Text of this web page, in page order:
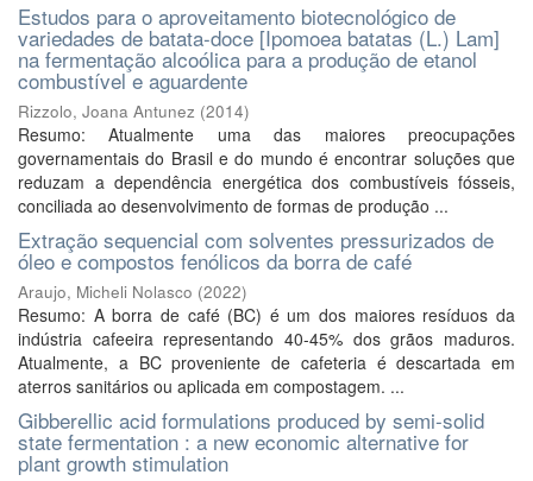
Estudos para o aproveitamento biotecnológico de
variedades de batata-doce [Ipomoea batatas (L.) Lam]
na fermentação alcoólica para a produção de etanol
combustível e aguardente
Rizzolo, Joana Antunez (2014)
Resumo: Atualmente uma das maiores preocupações
governamentais do Brasil e do mundo é encontrar soluções que
reduzam a dependência energética dos combustíveis fósseis,
conciliada ao desenvolvimento de formas de produção ...
Extração sequencial com solventes pressurizados de
óleo e compostos fenólicos da borra de café
Araujo, Micheli Nolasco (2022)
Resumo: A borra de café (BC) é um dos maiores resíduos da
indústria cafeeira representando 40-45% dos grãos maduros.
Atualmente, a BC proveniente de cafeteria é descartada em
aterros sanitários ou aplicada em compostagem. ...
Gibberellic acid formulations produced by semi-solid
state fermentation : a new economic alternative for
plant growth stimulation